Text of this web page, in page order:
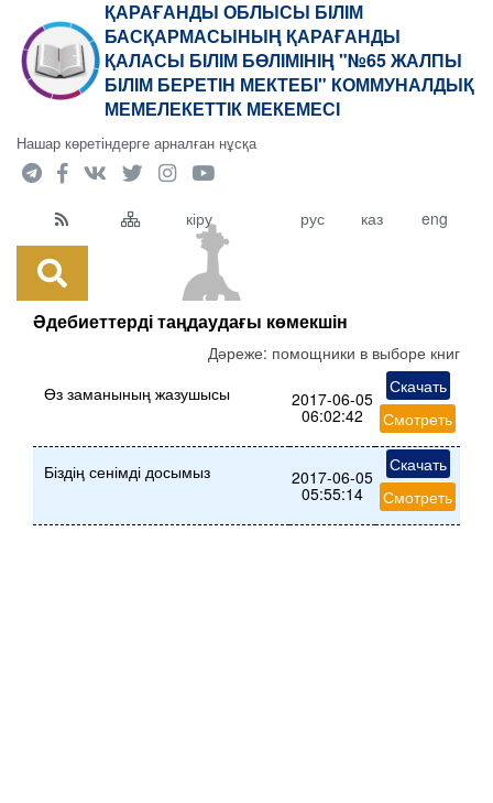
ҚАРАҒАНДЫ ОБЛЫСЫ БІЛІМ
БАСҚАРМАСЫНЫҢ ҚАРАҒАНДЫ
ҚАЛАСЫ БІЛІМ БӨЛІМІНІҢ "№65 ЖАЛПЫ
БІЛІМ БЕРЕТІН МЕКТЕБІ" КОММУНАЛДЫҚ
МЕМЕЛЕКЕТТІК МЕКЕМЕСІ
Нашар көретіндерге арналған нұсқа
кіру рус каз eng
Әдебиеттерді таңдаудағы көмекшін
Дәреже: помощники в выборе книг
Өз заманының жазушысы
2017-06-05
06:02:42
Скачать
Смотреть
Біздің сенімді досымыз 2017-06-05
05:55:14
Скачать
Смотреть